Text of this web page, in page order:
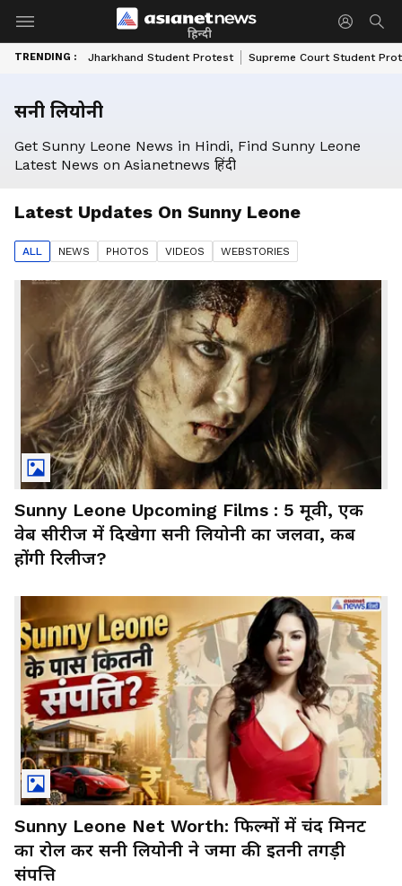
हिन्दी
TRENDING : Jharkhand Student Protest Supreme Court Student
सनी लियोनी
Get Sunny Leone News in Hindi, Find Sunny Leone
Latest News on Asianetnews हिंदी
Latest Updates On Sunny Leone
ALL NEWS PHOTOS VIDEOS WEBSTORIES
Sunny Leone Upcoming Films : 5 मूवी, एक
वेब सीरीज में दिखेगा सनी लियोनी का जलवा, कब
होंगी रिलीज?
Sunny Leone Net Worth: फिल्मों में चंद मिनट
का रोल कर सनी लियोनी ने जमा की इतनी तगड़ी
संपत्ति